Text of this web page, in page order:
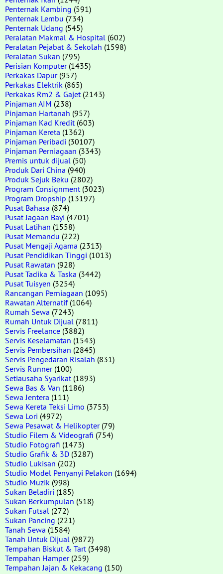
Penternak Kambing (591)
Penternak Lembu (734)
Penternak Udang (545)
Peralatan Makmal & Hospital (602)
Peralatan Pejabat & Sekolah (1598)
Peralatan Sukan (795)
Perisian Komputer(1435)
Perkakas Dapur(957)
Perkakas Elektrik (865)
Perkakas Rm2 & Gajet (2143)
Pinjaman AIM (238)
Pinjaman Hartanah (957)
Pinjaman Kad Kredit (603)
Pinjaman Kereta (1362)
Pinjaman Peribadi (30107)
Pinjaman Perniagaan (3343)
Premis untuk dijual (50)
Produk Dari China (940)
Produk Sejuk Beku (2802)
Program Consignment (3023)
Program Dropship (13197)
Pusat Bahasa (874)
Pusat Jagaan Bayi (4701)
Pusat Latihan (1558)
Pusat Memandu (222)
Pusat Mengaji Agama (2313)
Pusat Pendidikan Tinggi (1013)
Pusat Rawatan (928)
Pusat Tadika & Taska (3442)
Pusat Tuisyen (3254)
Rancangan Perniagaan (1095)
Rawatan Alternatif(1064)
Rumah Sewa (7243)
Rumah Untuk Dijual (7811)
Servis Freelance (3882)
Servis Keselamatan (1543)
Servis Pembersihan (2845)
Servis Pengedaran Risalah (831)
Servis Runner(100)
Setiausaha Syarikat (1893)
Sewa Bas & Van (1186)
Sewa Jentera (111)
Sewa Kereta Teksi Limo (3753)
Sewa Lori (4972)
Sewa Pesawat & Helikopter(79)
Studio Filem & Videografi (754)
Studio Fotografi (1473)
Studio Grafik & 3D (3287)
Studio Lukisan (202)
Studio Model Penyanyi Pelakon (1694)
Studio Muzik (998)
Sukan Beladiri (185)
Sukan Berkumpulan (518)
Sukan Futsal (272)
Sukan Pancing (221)
Tanah Sewa (1584)
Tanah Untuk Dijual (9872)
Tempahan Biskut & Tart (3498)
Tempahan Hamper(259)
Tempahan Jajan & Kekacang (150)